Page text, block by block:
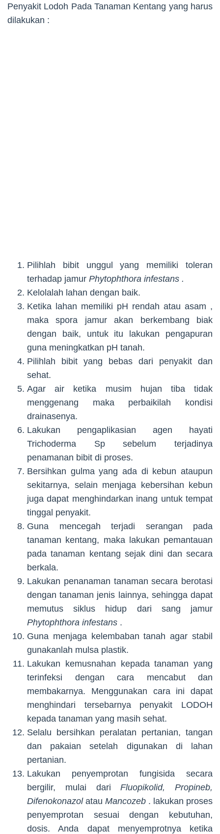
Penyakit Lodoh Pada Tanaman Kentang yang harus
dilakukan :
Pilihlah bibit unggul yang memiliki toleran
terhadap jamur Phytophthora infestans .
Kelolalah lahan dengan baik.
Ketika lahan memiliki pH rendah atau asam ,
maka spora jamur akan berkembang biak
dengan baik, untuk itu lakukan pengapuran
guna meningkatkan pH tanah.
Pilihlah bibit yang bebas dari penyakit dan
sehat.
Agar air ketika musim hujan tiba tidak
menggenang maka perbaikilah kondisi
drainasenya.
Lakukan pengaplikasian agen hayati
Trichoderma Sp sebelum terjadinya
penamanan bibit di proses.
Bersihkan gulma yang ada di kebun ataupun
sekitarnya, selain menjaga kebersihan kebun
juga dapat menghindarkan inang untuk tempat
tinggal penyakit.
Guna mencegah terjadi serangan pada
tanaman kentang, maka lakukan pemantauan
pada tanaman kentang sejak dini dan secara
berkala.
Lakukan penanaman tanaman secara berotasi
dengan tanaman jenis lainnya, sehingga dapat
memutus siklus hidup dari sang jamur
Phytophthora infestans .
Guna menjaga kelembaban tanah agar stabil
gunakanlah mulsa plastik.
Lakukan kemusnahan kepada tanaman yang
terinfeksi dengan cara mencabut dan
membakarnya. Menggunakan cara ini dapat
menghindari tersebarnya penyakit LODOH
kepada tanaman yang masih sehat.
Selalu bersihkan peralatan pertanian, tangan
dan pakaian setelah digunakan di lahan
pertanian.
Lakukan penyemprotan fungisida secara
bergilir, mulai dariFluopikolid, Propineb,
Difenokonazol atau Mancozeb . lakukan proses
penyemprotan sesuai dengan kebutuhan,
dosis. Anda dapat menyemprotnya ketika